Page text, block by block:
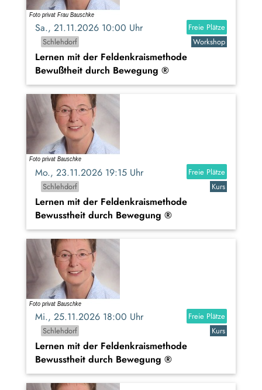
Sa., 21.11.2026 10:00 Uhr
Freie Plätze
Schlehdorf
Workshop
Lernen mit der Feldenkraismethode
Bewußtheit durch Bewegung ®
Mo., 23.11.2026 19:15 Uhr
Freie Plätze
Schlehdorf
Kurs
Lernen mit der Feldenkraismethode
Bewusstheit durch Bewegung ®
Mi., 25.11.2026 18:00 Uhr
Freie Plätze
Schlehdorf
Kurs
Lernen mit der Feldenkraismethode
Bewusstheit durch Bewegung ®